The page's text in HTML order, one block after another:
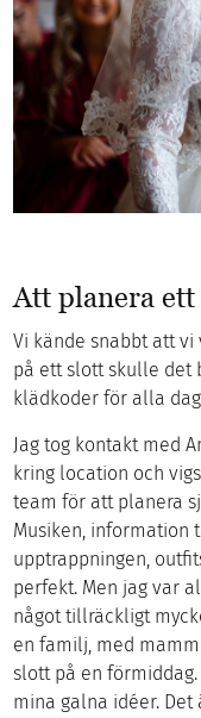
Att planera
Vi kände snabbt att
på ett slott skulle det
klädkoder för alla
Jag tog kontakt med
kring location och
team för att planera
Musiken, information
upptrappningen,
perfekt. Men jag var
något tillräckligt
en familj, med
slott på en
mina galna idéer.